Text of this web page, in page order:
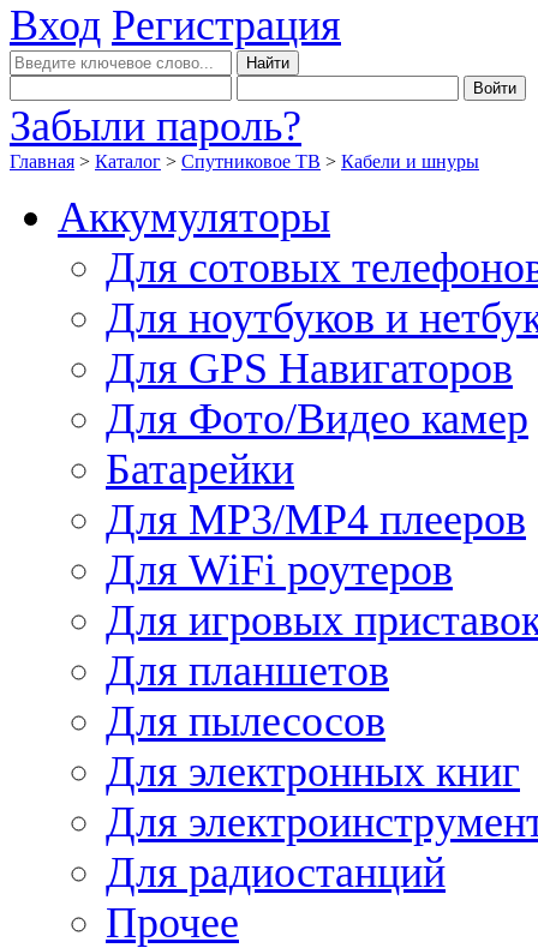
Вход Регистрация
Забыли пароль?
Главная > Каталог > Спутниковое ТВ > Кабели и шнуры
Аккумуляторы
Для сотовых
Для ноутбуков и
Для GPS Навигаторов
Для Фото/Видео камер
Батарейки
Для MP3/MP4 плееров
Для WiFi роутеров
Для игровых
Для планшетов
Для пылесосов
Для электронных книг
Для
Для радиостанций
Прочее